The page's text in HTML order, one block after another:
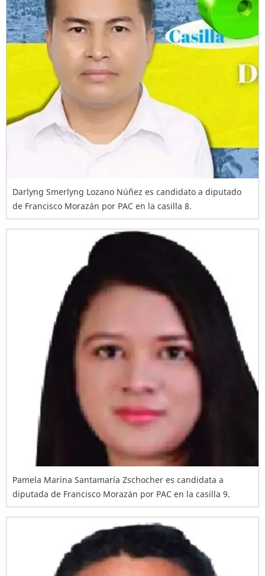
Darlyng Smerlyng Lozano Núñez es candidato a diputado
de Francisco Morazán por PAC en la casilla 8.
Pamela Marina Santamaría Zschocher es candidata a
diputada de Francisco Morazán por PAC en la casilla 9.